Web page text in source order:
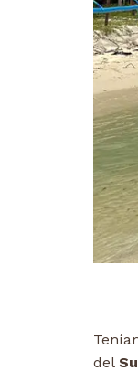
del